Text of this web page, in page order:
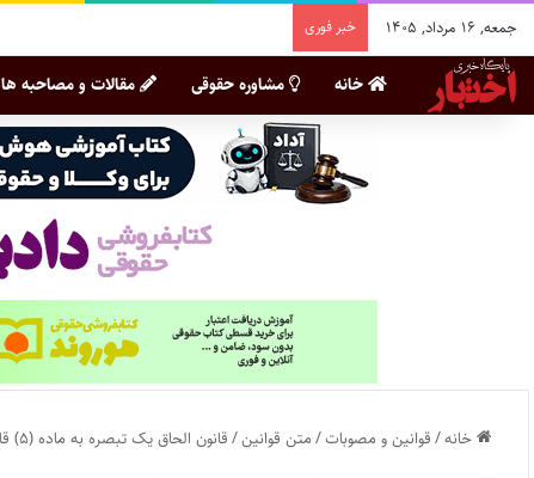
جمعه, ۱۶ مرداد, ۱۴۰۵ خبر فوری
خانه مشاوره حقوقی مقالات و مصاحبه ها
خانه/قوانین و مصوبات/متن قوانین/قانون الحاق یک تبصره به ماده (۵) قانون اجرای سیاست‌های کلی اصل چهل و چهارم (۴۴) قانون اساسی